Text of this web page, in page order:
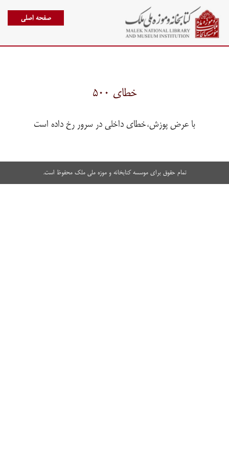
صفحه اصلی
خطای ۵۰۰
با عرض پوزش،خطای داخلی در سرور رخ داده است
تمام حقوق برای موسسه کتابخانه و موزه ملی ملک محفوظ است.